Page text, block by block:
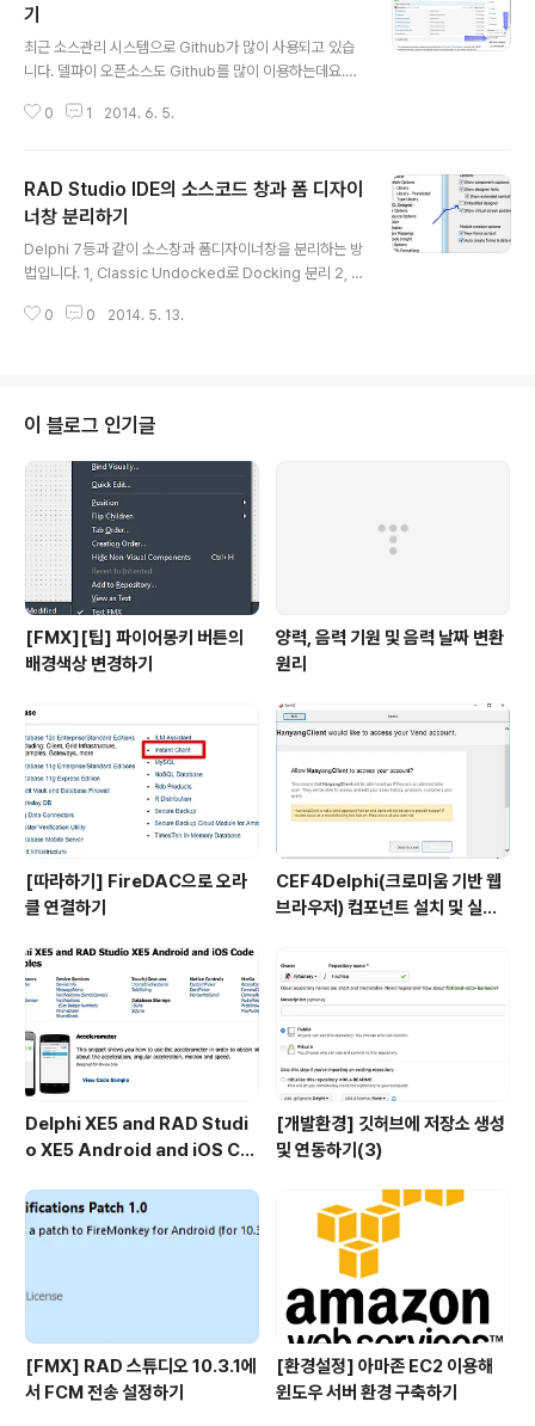
기
최근 소스관리 시스템으로 Github가 많이 사용되고 있습
니다. 델파이 오픈소스도 Github를 많이 이용하는데요.git
방식(우측하단 Download ZIP 버튼클릭)으로 많이 사용
해드립니다.Github에서 다양한 인터페이스를 제공하는데
그중 Subversion 인터페이스를 이용해 IDE에서 사용하
는 방식입니다. http://delphi.org/2014/05/clone-fro
m-github-in-delphi/ 간단히 설명해 드리면Checkout
URL을 Subversion으로 변경Subversion URL로 델파
이 I..
0 1 2014. 6. 5.
RAD Studio IDE의 소스코드 창과 폼 디자이
너창 분리하기
Delphi 7등과 같이 소스창과 폼디자이너창을 분리하는 방
법입니다. 1, Classic Undocked로 Docking 분리 2, T
선택 후 Embedded designer 선택해제(만약, 해당 메
0은 RAD Studio 버전Embedded Designer - False
로 변경3, IDE 재구동
0 0 2014. 5. 13.
이 블로그 인기글
[FMX][팁] 파이어몽키 버튼의
배경색상 변경하기
양력, 음력 기원 및 음력 날짜 변환
원리
[따라하기] FireDAC으로 오라
클 연결하기
CEF4Delphi(크로미움 기반 웹
브라우저) 컴포넌트 설치 및 실행
Delphi XE5 and RAD Studi
o XE5 Android and iOS Co
[개발환경] 깃허브에 저장소 생성
및 연동하기(3)
[FMX] RAD 스튜디오 10.3.1에
서 FCM 전송 설정하기
[환경설정] 아마존 EC2 이용해
윈도우 서버 환경 구축하기